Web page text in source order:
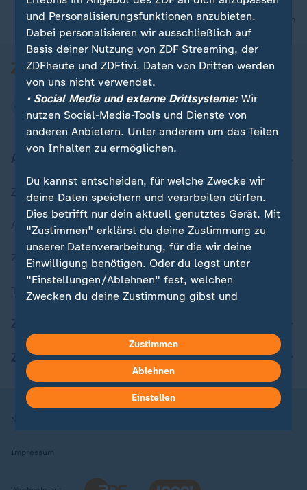
nach oben
Zuletzt veröffentlicht
Aktuelle Sendungs-Videos
ZDFheute Stories
Themen im Überblick
ZDFheute Apps
Nutzungsbedingungen
Impressum
und Personalisierungsfunktionen anzubieten.
Dabei personalisieren wir ausschließlich auf
Basis deiner Nutzung von ZDF Streaming, der
ZDFheute und ZDFtivi. Daten von Dritten werden
von uns nicht verwendet.
• Social Media und externe Drittsysteme:Wir
nutzen Social-Media-Tools und Dienste von
anderen Anbietern. Unter anderem um das Teilen
von Inhalten zu ermöglichen.
Du kannst entscheiden, für welche Zwecke wir
deine Daten speichern und verarbeiten dürfen.
Dies betrifft nur dein aktuell genutztes Gerät. Mit
"Zustimmen" erklärst du deine Zustimmung zu
unserer Datenverarbeitung, für die wir deine
Einwilligung benötigen. Oder du legst unter
"Einstellungen/Ablehnen" fest, welchen
Zwecken du deine Zustimmung gibst und
in deinen Einstellungen widerrufen oder ändern.
Hier findest du das Impressum.
Weitere Informationen findest du in unserer
Datenschutzerklärung.
Zustimmen
Ablehnen
Einstellen